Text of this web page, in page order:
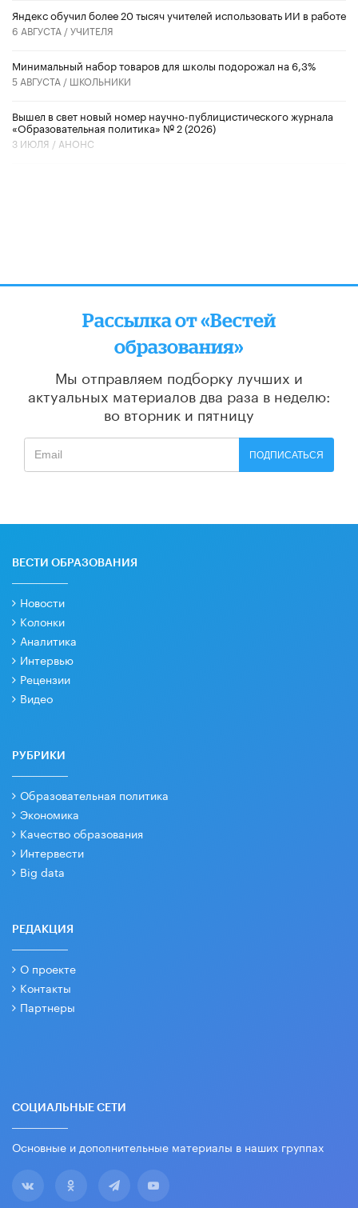
​Яндекс обучил более 20 тысяч учителей использовать ИИ в работе
6 АВГУСТА /УЧИТЕЛЯ
Минимальный набор товаров для школы подорожал на 6,3%
5 АВГУСТА / ШКОЛЬНИКИ
Вышел в свет новый номер научно-публицистического журнала
«Образовательная политика» № 2 (2026)
3 ИЮЛЯ / АНОНС
Рассылка от «Вестей
образования»
Мы отправляем подборку лучших и
актуальных материалов два раза в неделю:
во вторник и пятницу
ПОДПИСАТЬСЯ
ВЕСТИ ОБРАЗОВАНИЯ
Новости
Колонки
Аналитика
Интервью
Рецензии
Видео
РУБРИКИ
Образовательная политика
Экономика
Качество образования
Интервести
Big data
РЕДАКЦИЯ
О проекте
Контакты
Партнеры
СОЦИАЛЬНЫЕ СЕТИ
Основные и дополнительные материалы в наших группах